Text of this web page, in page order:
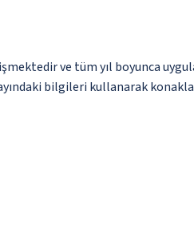
ve tüm yıl boyunca
bilgileri kullanarak